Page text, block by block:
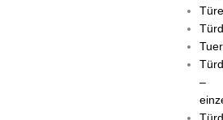
–